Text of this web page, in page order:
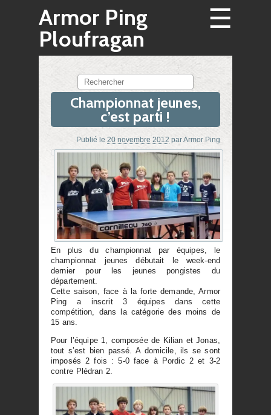
Armor Ping
Ploufragan
☰
Rechercher
Championnat jeunes,
c’est parti !
Publié le 20 novembre 2012 parArmor Ping
En plus du championnat par équipes, le
championnat jeunes débutait le week-end
dernier pour les jeunes pongistes du
département.
Cette saison, face à la forte demande, Armor
Ping a inscrit 3 équipes dans cette
compétition, dans la catégorie des moins de
15 ans.
Pour l’équipe 1, composée de Kilian et Jonas,
tout s’est bien passé. A domicile, ils se sont
imposés 2 fois : 5-0 face à Pordic 2 et 3-2
contre Plédran 2.